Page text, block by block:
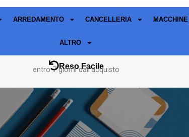
ARREDAMENTO CANCELLERIA
ALTRO
Reso Facile
entro 7 giorni dall’acquisto